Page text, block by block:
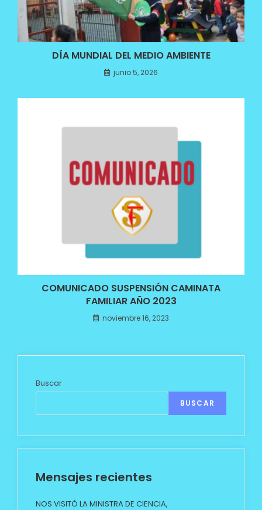
DÍA MUNDIAL DEL MEDIO AMBIENTE
junio 5, 2026
COMUNICADO SUSPENSIÓN CAMINATA
FAMILIAR AÑO 2023
noviembre 16, 2023
Buscar
BUSCAR
Mensajes recientes
NOS VISITÓ LA MINISTRA DE CIENCIA,